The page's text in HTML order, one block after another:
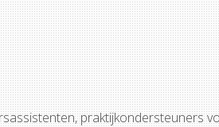
praktijkondersteuners